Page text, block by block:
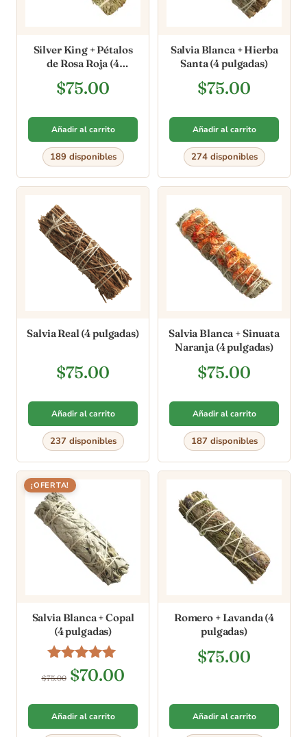
Silver King + Pétalos
de Rosa Roja (4
$75.00
Añadir al carrito
189 disponibles
Salvia Blanca + Hierba
Santa (4 pulgadas)
$75.00
Añadir al carrito
274 disponibles
Salvia Real (4 pulgadas)
$75.00
Añadir al carrito
237 disponibles
Salvia Blanca + Sinuata
Naranja (4 pulgadas)
$75.00
Añadir al carrito
187 disponibles
¡OFERTA!
Salvia Blanca + Copal
(4 pulgadas)
Valorado en
4.80
$75.00 $70.00
Añadir al carrito
Romero + Lavanda (4
pulgadas)
$75.00
Añadir al carrito